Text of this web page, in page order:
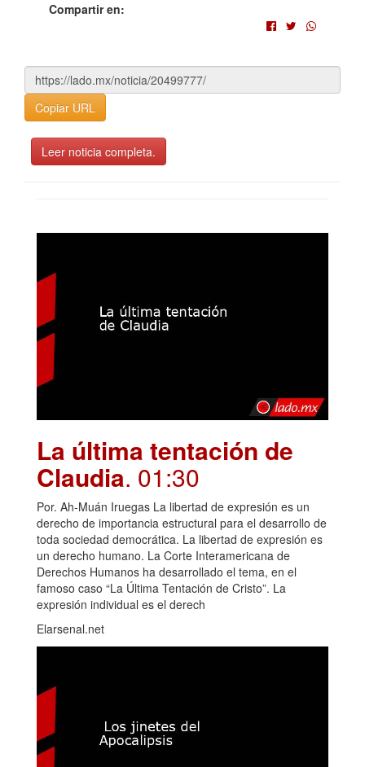
Compartir en:
Copiar URL
Leer noticia completa.
La última tentación de
Claudia. 01:30
Por. Ah-Muán Iruegas La libertad de expresión es un
derecho de importancia estructural para el desarrollo de
toda sociedad democrática. La libertad de expresión es
un derecho humano. La Corte Interamericana de
Derechos Humanos ha desarrollado el tema, en el
famoso caso “La Última Tentación de Cristo”. La
expresión individual es el derech
Elarsenal.net